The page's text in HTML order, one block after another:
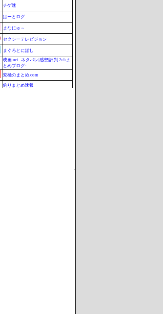
チゲ速
はーとログ
まなにゅ～
セクシーテレビジョン
まぐろとにぼし
映画.net -ネタバレ|感想|評判 2chま
とめブログ-
究極のまとめ.com
釣りまとめ速報